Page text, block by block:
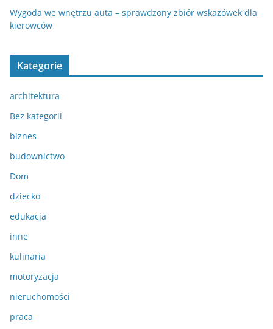
Wygoda we wnętrzu auta – sprawdzony zbiór wskazówek dla
kierowców
Kategorie
architektura
Bez kategorii
biznes
budownictwo
Dom
dziecko
edukacja
inne
kulinaria
motoryzacja
nieruchomości
praca